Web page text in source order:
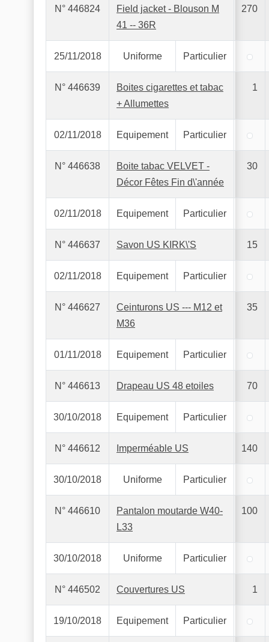
N° 446824
Field jacket - Blouson M
41 -- 36R
270
25/11/2018 Uniforme Particulier
N° 446639
Boites cigarettes et tabac
+ Allumettes
1
02/11/2018 Equipement Particulier
N° 446638
Boite tabac VELVET -
Décor Fêtes Fin d\'année
30
02/11/2018 Equipement Particulier
N° 446637 Savon US KIRK\'S 15
02/11/2018 Equipement Particulier
N° 446627
Ceinturons US --- M12 et
M36
35
01/11/2018 Equipement Particulier
N° 446613 Drapeau US 48 etoiles 70
30/10/2018 Equipement Particulier
N° 446612 Imperméable US 140
30/10/2018 Uniforme Particulier
N° 446610
Pantalon moutarde W40-
L33
100
30/10/2018 Uniforme Particulier
N° 446502 Couvertures US 1
19/10/2018 Equipement Particulier